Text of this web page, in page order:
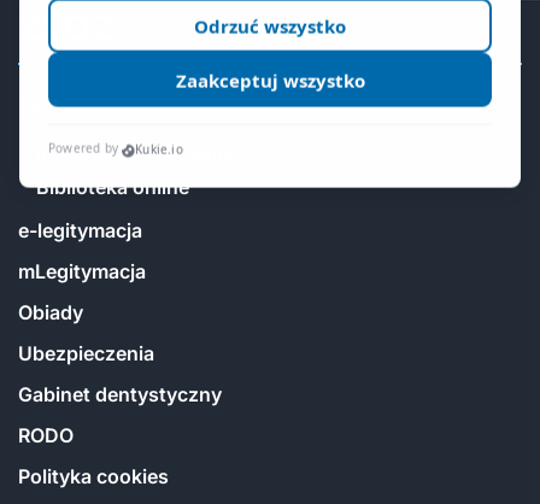
Biblioteka
Informacje i regulamin
Biblioteka online
e-legitymacja
mLegitymacja
Obiady
Ubezpieczenia
Gabinet dentystyczny
RODO
Polityka cookies